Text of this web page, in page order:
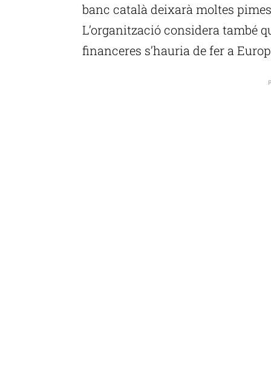
banc català deixarà moltes
L’organització considera també
financeres s’hauria de fer a